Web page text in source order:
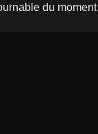
du moment